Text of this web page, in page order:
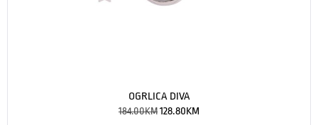
OGRLICA DIVA
184.00KM128.80KM